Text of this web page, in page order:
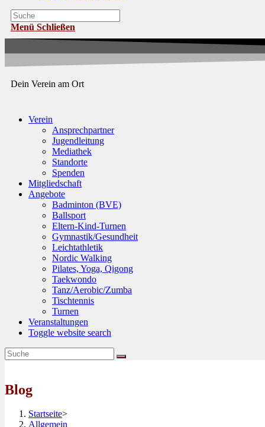
Menü Schließen
Dein Verein am Ort
Verein
Ansprechpartner
Jugendleitung
Mediathek
Standorte
Spenden
Mitgliedschaft
Angebote
Badminton (BVE)
Ballsport
Eltern-Kind-Turnen
Gymnastik/Gesundheit
Leichtathletik
Nordic Walking
Pilates, Yoga, Qigong
Taekwondo
Tanz/Aerobic/Zumba
Tischtennis
Turnen
Veranstaltungen
Toggle website search
Blog
Startseite>
Allgemein